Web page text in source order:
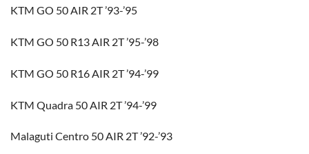
KTM GO 50 AIR 2T ’93-’95
KTM GO 50 R13 AIR 2T ’95-’98
KTM GO 50 R16 AIR 2T ’94-’99
KTM Quadra 50 AIR 2T ’94-’99
Malaguti Centro 50 AIR 2T ’92-’93